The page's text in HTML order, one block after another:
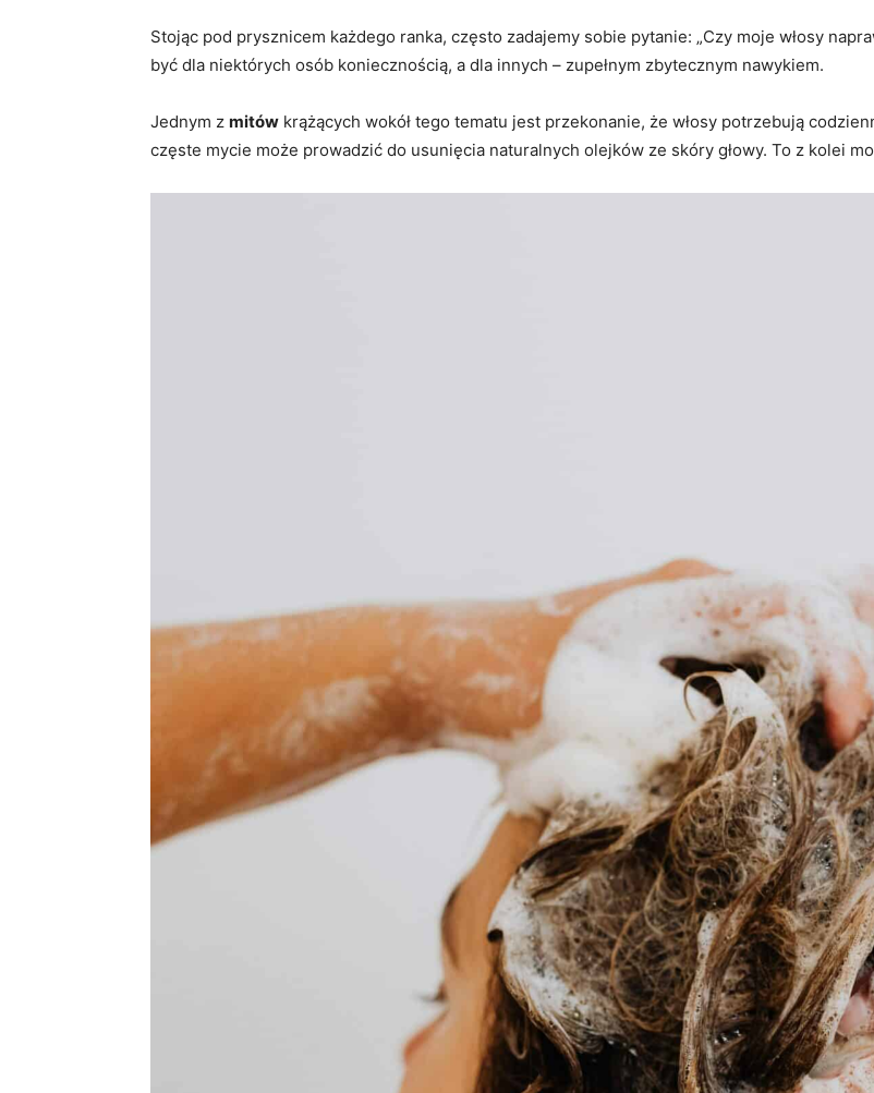
Stojąc pod prysznicem każdego ranka, często zadajemy sobie pytanie: „Czy moje włosy
być dla niektórych osób koniecznością, a dla innych – zupełnym zbytecznym nawykiem.
Jednym z mitów krążących wokół tego tematu jest przekonanie, że włosy potrzebują
częste mycie może prowadzić do usunięcia naturalnych olejków ze skóry głowy. To z kolei